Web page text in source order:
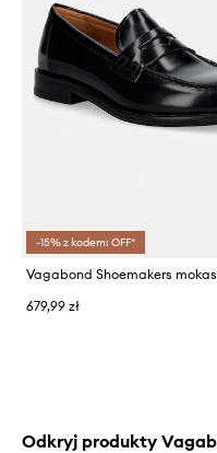
-15% z kodem: OFF*
679,99 zł
Odkryj produkty